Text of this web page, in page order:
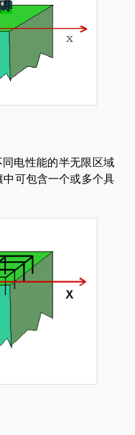
电性能的半无限区域
可包含一个或多个具